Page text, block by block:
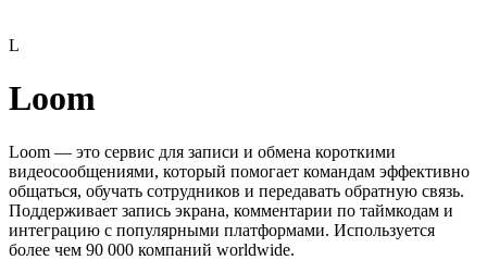
L
Loom
Loom — это сервис для записи и обмена короткими
видеосообщениями, который помогает командам эффективно
общаться, обучать сотрудников и передавать обратную связь.
Поддерживает запись экрана, комментарии по таймкодам и
интеграцию с популярными платформами. Используется
более чем 90 000 компаний worldwide.